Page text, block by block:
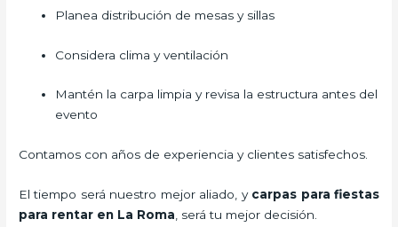
Planea distribución de mesas y sillas
Considera clima y ventilación
Mantén la carpa limpia y revisa la estructura antes del
evento
Contamos con años de experiencia y clientes satisfechos.
El tiempo será nuestro mejor aliado, y carpas para fiestas
para rentar en La Roma, será tu mejor decisión.